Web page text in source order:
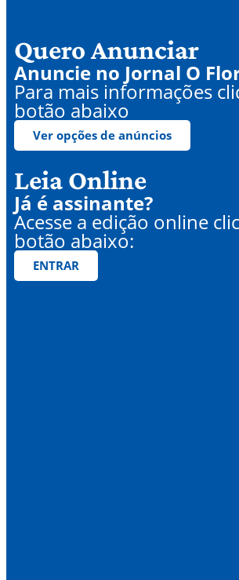
Quero Anunciar
Anuncie no Jornal O
Para mais informações
botão abaixo
Ver opções de anúncios
Leia Online
Já é assinante?
Acesse a edição online
botão abaixo:
ENTRAR